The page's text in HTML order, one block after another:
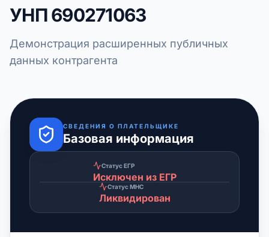
УНП690271063
Демонстрация расширенных публичных
данных контрагента
СВЕДЕНИЯ О ПЛАТЕЛЬЩИКЕ
Базовая информация
Статус ЕГР
Исключен из ЕГР
Статус МНС
Ликвидирован